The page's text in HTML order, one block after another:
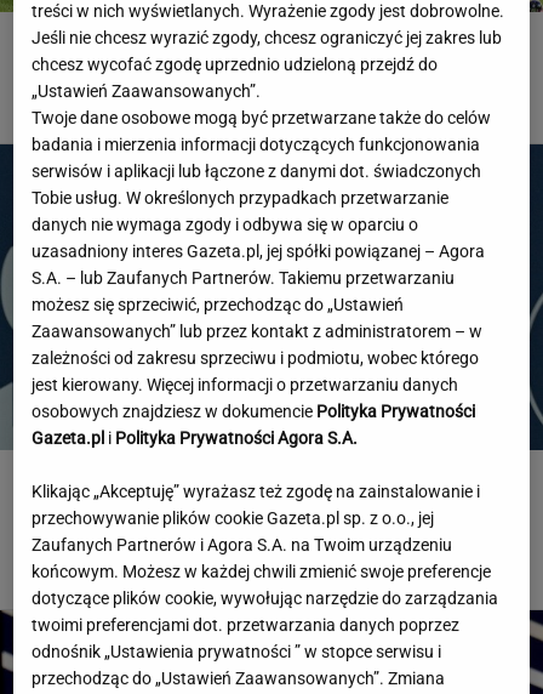
Pudło sezonu i cztery gole. Co za mecz w Radomiu
EKSTRAKLASA
Rozstrzygnęli mecz Igi Świątek z Kostiuk. Koniec w
trzech setach
TENIS
treści w nich wyświetlanych. Wyrażenie zgody jest dobrowolne.
Jeśli nie chcesz wyrazić zgody, chcesz ograniczyć jej zakres lub
chcesz wycofać zgodę uprzednio udzieloną przejdź do
„Ustawień Zaawansowanych”.
Twoje dane osobowe mogą być przetwarzane także do celów
badania i mierzenia informacji dotyczących funkcjonowania
serwisów i aplikacji lub łączone z danymi dot. świadczonych
Tobie usług. W określonych przypadkach przetwarzanie
danych nie wymaga zgody i odbywa się w oparciu o
uzasadniony interes Gazeta.pl, jej spółki powiązanej – Agora
S.A. – lub Zaufanych Partnerów. Takiemu przetwarzaniu
możesz się sprzeciwić, przechodząc do „Ustawień
Zaawansowanych” lub przez kontakt z administratorem – w
zależności od zakresu sprzeciwu i podmiotu, wobec którego
jest kierowany. Więcej informacji o przetwarzaniu danych
osobowych znajdziesz w dokumencie Polityka Prywatności
Gazeta.pl i Polityka Prywatności Agora S.A.
Klikając „Akceptuję” wyrażasz też zgodę na zainstalowanie i
przechowywanie plików cookie Gazeta.pl sp. z o.o., jej
Zaufanych Partnerów i Agora S.A. na Twoim urządzeniu
końcowym. Możesz w każdej chwili zmienić swoje preferencje
dotyczące plików cookie, wywołując narzędzie do zarządzania
twoimi preferencjami dot. przetwarzania danych poprzez
odnośnik „Ustawienia prywatności ” w stopce serwisu i
przechodząc do „Ustawień Zaawansowanych”. Zmiana